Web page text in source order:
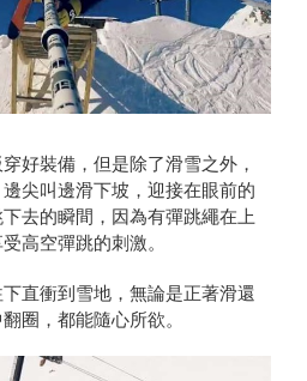
好裝備，但是除了滑雪之外，
尖叫邊滑下坡，迎接在眼前的
去的瞬間，因為有彈跳繩在上
高空彈跳的刺激。
直衝到雪地，無論是正著滑還
圈，都能隨心所欲。